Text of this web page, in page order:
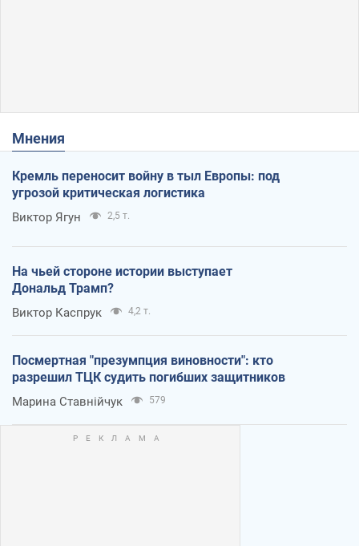
Мнения
Кремль переносит войну в тыл Европы: под
угрозой критическая логистика
Виктор Ягун 2,5 т.
На чьей стороне истории выступает
Дональд Трамп?
Виктор Каспрук 4,2 т.
Посмертная "презумпция виновности": кто
разрешил ТЦК судить погибших защитников
Марина Ставнійчук 579